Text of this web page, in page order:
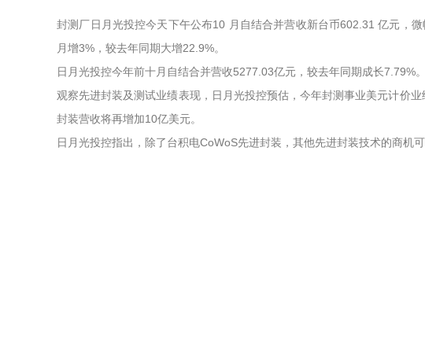
封测厂日月光投控今天下午公布10 月自结合并营收新台币602.31 亿元，
月增3%，较去年同期大增22.9%。
日月光投控今年前十月自结合并营收5277.03亿元，较去年同期成长7.79%
观察先进封装及测试业绩表现，日月光投控预估，今年封测事业美元计价
封装营收将再增加10亿美元。
日月光投控指出，除了台积电CoWoS先进封装，其他先进封装技术的商机